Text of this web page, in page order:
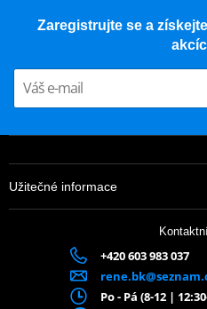
Zaregistrujte se a
Užitečné informace
+420 603 983 037
Po - Pá (8-12 |